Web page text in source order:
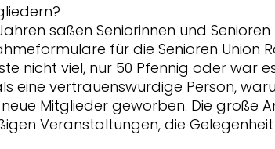
saßen Seniorinnen und
für die Senioren
nicht viel, nur 50 Pfennig oder war
eine vertrauenswürdige Person,
Mitglieder geworben. Die große
Veranstaltungen, die